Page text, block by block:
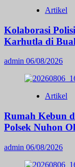
Artikel
Kolaborasi
Karhutla di
admin 06/08/2026
Artikel
Rumah Kebun
Polsek Nuhon
admin 06/08/2026